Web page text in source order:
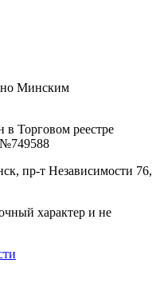
Минским
в Торговом реестре
№749588
пр-т Независимости 76,
характер и не